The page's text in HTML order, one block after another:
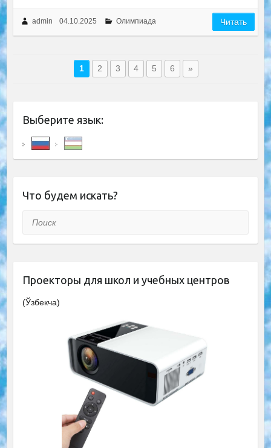
admin 04.10.2025 Олимпиада Читать
1 2 3 4 5 6 »
Выберите язык:
Что будем искать?
Поиск
Проекторы для школ и учебных центров
(Ўзбекча)